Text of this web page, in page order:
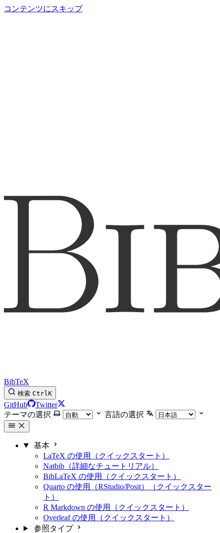
コンテンツにスキップ
BibTeX
検索 CtrlK
GitHub
Twitter
テーマの選択
言語の選択
基本
LaTeX の使用（クイックスタート）
Natbib（詳細なチュートリアル）
BibLaTeX の使用（クイックスタート）
Quarto の使用（RStudio/Posit）（クイックスター
ト）
R Markdown の使用（クイックスタート）
Overleaf の使用（クイックスタート）
参照タイプ